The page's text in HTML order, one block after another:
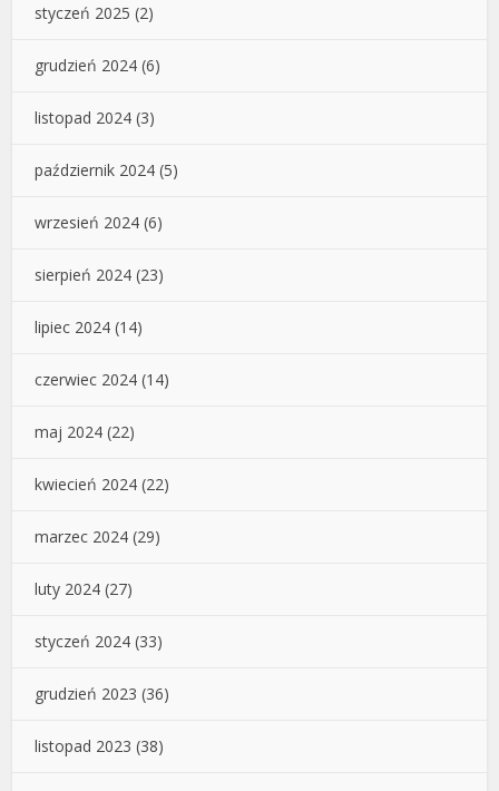
styczeń 2025 (2)
grudzień 2024 (6)
listopad 2024 (3)
październik 2024 (5)
wrzesień 2024 (6)
sierpień 2024 (23)
lipiec 2024 (14)
czerwiec 2024 (14)
maj 2024 (22)
kwiecień 2024 (22)
marzec 2024 (29)
luty 2024 (27)
styczeń 2024 (33)
grudzień 2023 (36)
listopad 2023 (38)